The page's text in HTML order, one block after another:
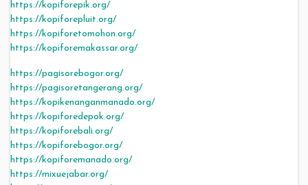
https://kopiforepik.org/
https://kopiforepluit.org/
https://kopiforetomohon.org/
https://kopiforemakassar.org/
https://pagisorebogor.org/
https://pagisoretangerang.org/
https://kopikenanganmanado.org/
https://kopiforedepok.org/
https://kopiforebali.org/
https://kopiforebogor.org/
https://kopiforemanado.org/
https://mixuejabar.org/